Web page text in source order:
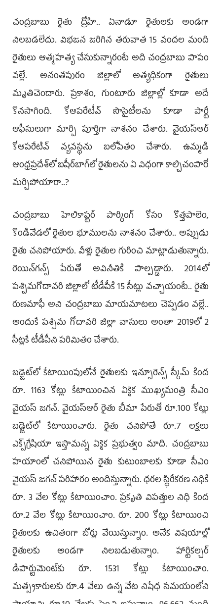
చంద్రబాబు రైతు ద్రోహి.. ఏనాడూ రైతులకు అండగా
నిలబడలేదు. విభజన జరిగిన తరువాత 15 వందల మంది
రైతులు ఆత్మహత్య చేసుకున్నారంటే అది చంద్రబాబు పాపం
వల్లే. అనంతపురం జిల్లాలో అత్యధికంగా రైతులు
మృతిచెందారు. ప్రకాశం, గుంటూరు జిల్లాల్లో కూడా అదే
కొనసాగింది. కోఆపరేటీవ్‌ సొసైటీలను కూడా పార్టీ
ఆఫీసులుగా మార్చి పూర్తిగా నాశనం చేశారు. వైయస్‌ఆర్‌
కోఆపరేటివ్‌ వ్యవస్థను బలోపేతం చేశారు. ఉమ్మడి
ఆంధ్రప్రదేశ్‌లో బషీర్‌బాగ్‌లో రైతులను ఏ విధంగా కాల్చిచంపారో
మర్చిపోయారా..?
చంద్రబాబు హెలికాప్టర్‌ పార్కింగ్‌ కోసం కొత్తపాలెం,
కొండివేడలో రైతుల భూములను నాశనం చేశారు.. అప్పుడు
రైతు చనిపోయారు. వీళ్లు రైతుల గురించి మాట్లాడుతున్నారు.
రెయిన్‌గన్స్‌ పేరుతో అవినీతికి పాల్పడ్డారు. 2014లో
పశ్చిమగోదావరి జిల్లాలో టీడీపీకి 15 సీట్లు వచ్చాయంటే.. రైతు
రుణమాఫీ అని చంద్రబాబు మాయమాటలు చెప్పడం వల్లే..
అందుకే పశ్చిమ గోదావరి జిల్లా వాసులు అంతా 2019లో 2
సీట్లకే టీడీపీని పరిమితం చేశారు.
బడ్జెట్‌లో కేటాయింపులోనే రైతులకు ఇన్సూరెన్స్‌ స్కీమ్‌ కింద
రూ. 1163 కోట్లు కేటాయించిన ఏకైక ముఖ్యమంత్రి సీఎం
వైయస్‌ జగన్‌. వైయస్‌ఆర్‌ రైతు బీమా పేరుతో రూ.100 కోట్లు
బడ్జెట్‌లో కేటాయించారు. రైతు చనిపోతే రూ.7 లక్షలు
ఎక్స్‌గ్రేషియా ఇస్తామన్న ఏకైక ప్రభుత్వం మాది. చంద్రబాబు
హయాంలో చనిపోయిన రైతు కుటుంబాలకు కూడా సీఎం
వైయస్‌ జగన్‌ పరిహారం అందిస్తున్నారు. ధరల స్థిరీకరణ నిధికి
రూ. 3 వేల కోట్లు కేటాయించాం. ప్రకృతి విపత్తుల నిధి కింద
రూ.2 వేల కోట్లు కేటాయించాం. రూ. 200 కోట్లు కేటాయించి
రైతులకు ఉచితంగా బోర్లు వేయిస్తున్నాం. అనేక విషయాల్లో
రైతులకు అండగా నిలబడుతున్నాం. హార్టికల్చర్‌
డిపార్టుమెంట్‌కు రూ. 1531 కోట్లు కేటాయించాం.
మత్స్యకారులకు రూ.4 వేలు ఉన్న వేట నిషేధ సమయంలోని